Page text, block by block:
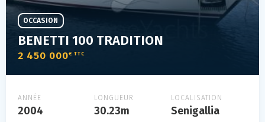
BENETTI 100 TRADITION
2 450 000€ TTC
OCCASION
ANNÉE
2004
LONGUEUR
30.23m
LOCALISATION
Senigallia